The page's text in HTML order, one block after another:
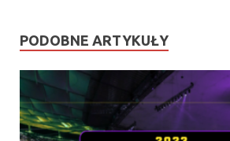
PODOBNE ARTYKUŁY